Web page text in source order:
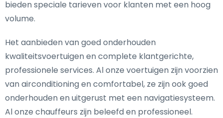
bieden speciale tarieven voor klanten met een hoog
volume.
Het aanbieden van goed onderhouden
kwaliteitsvoertuigen en complete klantgerichte,
professionele services. Al onze voertuigen zijn voorzien
van airconditioning en comfortabel, ze zijn ook goed
onderhouden en uitgerust met een navigatiesysteem.
Al onze chauffeurs zijn beleefd en professioneel.